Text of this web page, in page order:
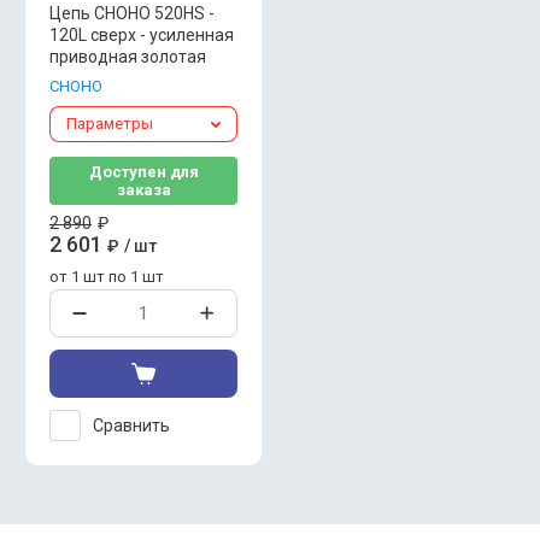
Цепь CHOHO 520HS -
120L сверх - усиленная
приводная золотая
CHOHO
Параметры
Доступен для
заказа
2 890 ₽
2 601 ₽ / шт
от 1 шт по 1 шт
Сравнить